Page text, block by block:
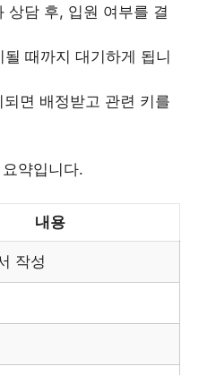
상담 후, 입원 여부를 결
때까지 대기하게 됩니
면 배정받고 관련 키를
약입니다.
내용
작성